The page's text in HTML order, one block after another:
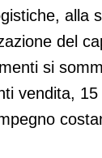
alla
del
si
vendita,